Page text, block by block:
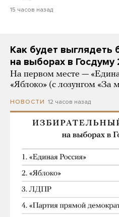
15 часов назад
Как будет выглядеть
на выборах в Госдуму
На первом месте —
«Яблоко» (с лозунгом «За
НОВОСТИ 12 часов назад